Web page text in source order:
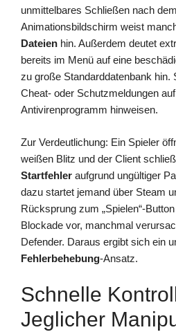
unmittelbares Schließen nach
Animationsbildschirm weist
Dateien hin. Außerdem deutet
bereits im Menü auf eine
zu große Standarddatenbank hin.
Cheat- oder Schutzmeldungen
Antivirenprogramm hinweisen.
Zur Verdeutlichung: Ein Spieler
weißen Blitz und der Client
Startfehler aufgrund ungültiger
dazu startet jemand über Steam
Rücksprung zum „Spielen“-
Blockade vor, manchmal
Defender. Daraus ergibt sich ein
Fehlerbehebung-Ansatz.
Schnelle
Jeglicher